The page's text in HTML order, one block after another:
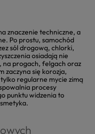
znaczenie techniczne, a
Po prostu, samochód
sól drogową, chlorki,
osiadają nie
na progach, felgach oraz
zaczyna się korozja,
regularne mycie zimą
procesy
punktu widzenia to